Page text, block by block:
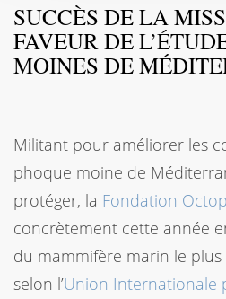
SUCCÈS DE LA
FAVEUR DE
MOINES DE
Militant pour améliorer les
phoque moine de
protéger, la Fondation
concrètement cette année
du mammifère marin le
selon l’Union Internationale